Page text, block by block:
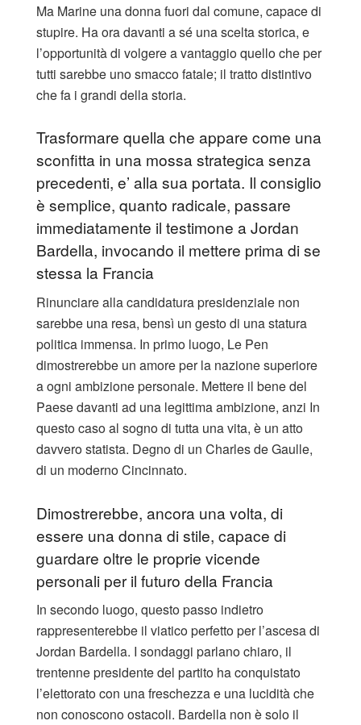
​Ma Marine una donna fuori dal comune, capace di
stupire. Ha ora davanti a sé una scelta storica, e
l’opportunità di volgere a vantaggio quello che per
tutti sarebbe uno smacco fatale; il tratto distintivo
che fa i grandi della storia.
Trasformare quella che appare come una
sconfitta in una mossa strategica senza
precedenti, e’ alla sua portata. Il consiglio
è semplice, quanto radicale, passare
immediatamente il testimone a Jordan
Bardella, invocando il mettere prima di se
stessa la Francia
​Rinunciare alla candidatura presidenziale non
sarebbe una resa, bensì un gesto di una statura
politica immensa. In primo luogo, Le Pen
dimostrerebbe un amore per la nazione superiore
a ogni ambizione personale. Mettere il bene del
Paese davanti ad una legittima ambizione, anzi In
questo caso al sogno di tutta una vita, è un atto
davvero statista. Degno di un Charles de Gaulle,
di un moderno Cincinnato.
Dimostrerebbe, ancora una volta, di
essere una donna di stile, capace di
guardare oltre le proprie vicende
personali per il futuro della Francia
​In secondo luogo, questo passo indietro
rappresenterebbe il viatico perfetto per l’ascesa di
Jordan Bardella. I sondaggi parlano chiaro, il
trentenne presidente del partito ha conquistato
l’elettorato con una freschezza e una lucidità che
non conoscono ostacoli. Bardella non è solo il